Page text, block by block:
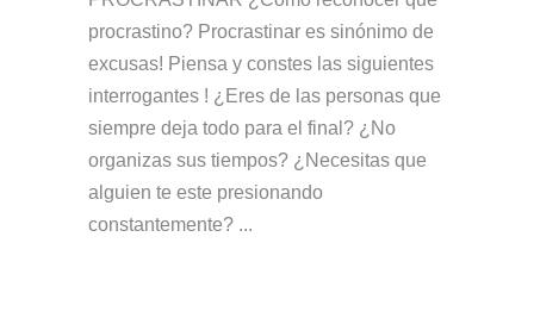
procrastino? Procrastinar es sinónimo de
excusas! Piensa y constes las siguientes
interrogantes ! ¿Eres de las personas que
siempre deja todo para el final? ¿No
organizas sus tiempos? ¿Necesitas que
alguien te este presionando
constantemente? ...